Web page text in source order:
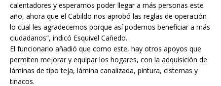
calentadores y esperamos poder llegar a más personas este
año, ahora que el Cabildo nos aprobó las reglas de operación
lo cual les agradecemos porque así podemos beneficiar a más
ciudadanos”, indicó Esquivel Cañedo.
El funcionario añadió que como este, hay otros apoyos que
permiten mejorar y equipar los hogares, con la adquisición de
láminas de tipo teja, lámina canalizada, pintura, cisternas y
tinacos.